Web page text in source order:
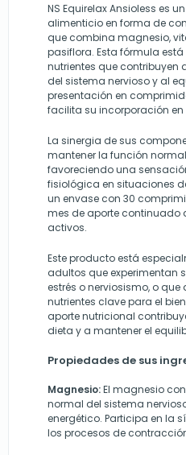
NS Equirelax Ansioless es
alimenticio en forma de
que combina magnesio,
pasiflora. Esta fórmula
nutrientes que
del sistema nervioso y al
presentación en
facilita su incorporación
La sinergia de sus
mantener la función
favoreciendo una
fisiológica en situaciones
un envase con 30
mes de aporte continuado
activos.
Este producto está
adultos que experimentan
estrés o nerviosismo, o
nutrientes clave para el
aporte nutricional
dieta y a mantener el
Propiedades de sus
Magnesio:El magnesio
normal del sistema
energético. Participa en la
los procesos de